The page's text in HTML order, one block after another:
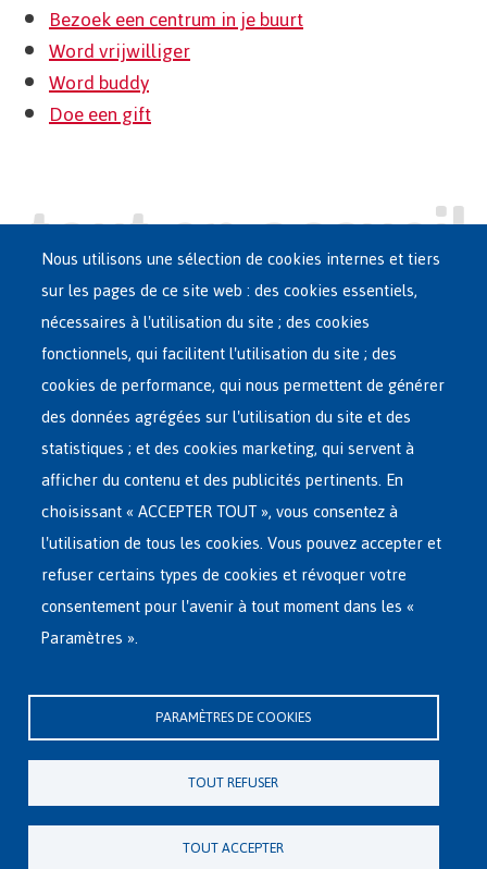
Bezoek een centrum in je buurt
Word vrijwilliger
Word buddy
Doe een gift
Main
French
Menu
ASILE EN BELGIQUE
RÉSEAU D'ACCUEIL
RETOUR VOLONTAIRE
INTERNATIONAL
À PROPOS DE FEDASIL
Rue des Chartreux 21 , 1000 Bruxelles
E-mail : info@fedasil.be • T : +32-(0)2-213 44 11 • F : +32-(0)2-213 44 22
Vie privée, copyright et disclaimer|Déclaration d'accessibilité
Déclaration relative aux cookies
Paramètres de cookies
Nous utilisons une sélection de cookies internes et tiers
sur les pages de ce site web : des cookies essentiels,
nécessaires à l'utilisation du site ; des cookies
fonctionnels, qui facilitent l'utilisation du site ; des
cookies de performance, qui nous permettent de générer
des données agrégées sur l'utilisation du site et des
statistiques ; et des cookies marketing, qui servent à
afficher du contenu et des publicités pertinents. En
choisissant « ACCEPTER TOUT », vous consentez à
l'utilisation de tous les cookies. Vous pouvez accepter et
refuser certains types de cookies et révoquer votre
consentement pour l'avenir à tout moment dans les «
Paramètres ».
PARAMÈTRES DE COOKIES
TOUT REFUSER
TOUT ACCEPTER